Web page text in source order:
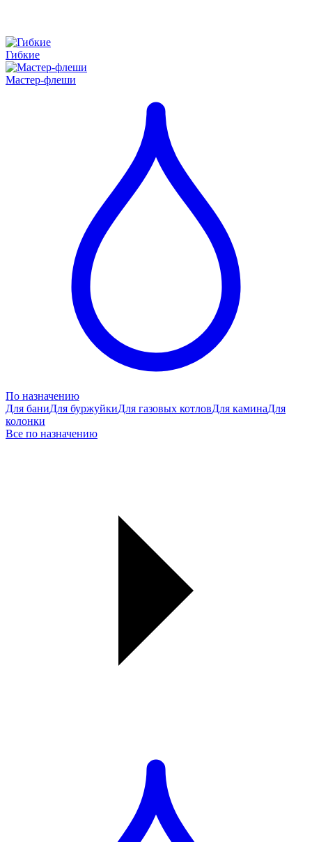
Гибкие
Мастер-флеши
По назначению
Для баниДля буржуйкиДля газовых котловДля каминаДля
колонки
Все по назначению